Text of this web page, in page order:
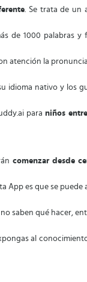
. Se trata de un
de 1000 palabras
atención la
idioma nativo y los
para niños
comenzar desde
App es que se
saben qué hacer,
al